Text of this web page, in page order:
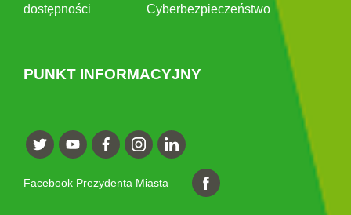
dostępności
Cyberbezpieczeństwo
PUNKT INFORMACYJNY
Facebook Prezydenta Miasta